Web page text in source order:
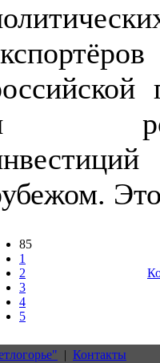
85
1
2
3
4
5
| Контакты